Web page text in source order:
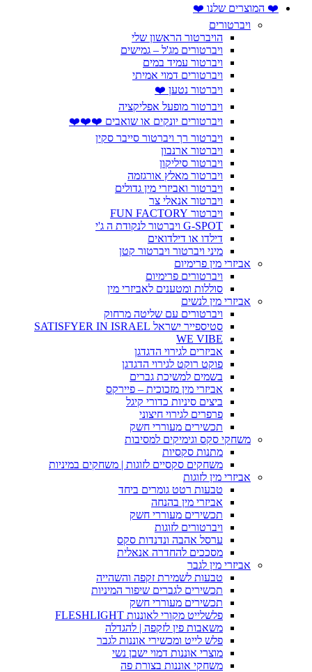
❤️ המוצרים שלנו ❤️
ויברטורים
הויברטור הראשון שלי
ויברטורים מג'ל – גמישים
ויברטור עמיד במים
ויברטורים דמוי אמיתי
ויברטור נטען ❤️
ויברטור מופעל אפליקציה
ויברטורים יונקים או שואבים ❤️❤️❤️
ויברטור רך ויברטור סייבר סקין
ויברטור ארנבון
ויברטור סיליקון
ויברטור מאלץ אורגזמה
ויברטור ואביזרי מין גדולים
ויברטור אנאלי צר
ויברטור FUN FACTORY
G-SPOT ויברטור לנקודת ה ג'י
דילדו או דילדואים
מיני ויברטור ויברטור קטן
אביזרי מין פרימיום
ויברטורים פרימיום
סוללות ומטענים לאביזרי מין
אביזרי מין לנשים
ויברטורים עם שליטה מרחוק
סטיספייר ישראל SATISFYER IN ISRAEL
WE VIBE
אביזרים לגירוי הדגדגן
פוקט רוקט לגירוי הדגדגן
בשמים למשיכת גברים
אביזרי מין מזכוכית – פיירקס
ביצים סיניות כדורי קיגל
פרפרים לגירוי חיצוני
תכשירים מעוררי חשק
משחקי סקס וגימיקים למסיבות
מתנות סקסיות
משחקים סקסיים לזוגות | משחקים במיניות
אביזרי מין לזוגות
טבעות רטט גומרים ביחד
אביזרי מין בהנחה
תכשירים מעוררי חשק
ויברטורים לזוגות
ערסל אהבה ונדנדות סקס
מסככים להחדרה אנאלית
אביזרי מין לגבר
טבעות לשמירת זקפה והשהייה
תכשירים לגברים שיפור המיניות
תכשירים מעוררי חשק
פלשלייט מקורי לאוננות FLESHLIGHT
משאבות פין לזקפה | להגדלה
פלש לייט ומכשירי אוננות לגבר
מוצרי אוננות דמוי ישבן נשי
משחקי אוננות בצורת פה